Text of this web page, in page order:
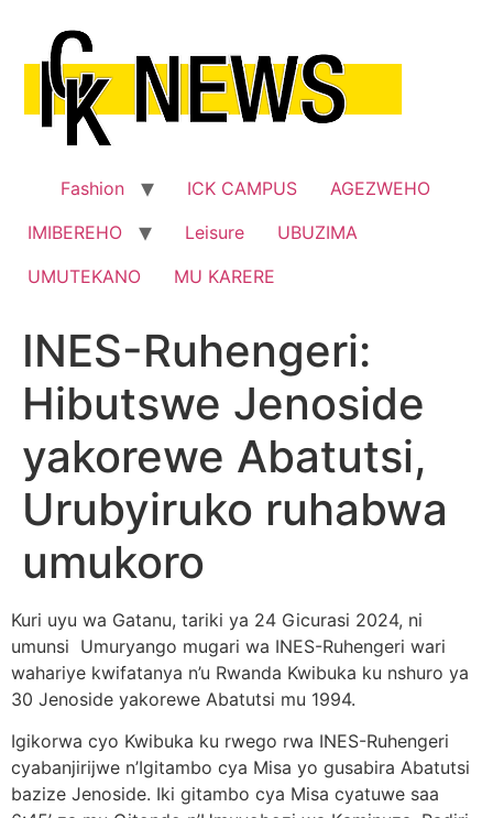
content
Fashion ICK CAMPUS
AGEZWEHO
IMIBEREHO
Leisure
UBUZIMA
UMUTEKANO
MU KARERE
INES-Ruhengeri:
Hibutswe Jenoside
yakorewe Abatutsi,
Urubyiruko ruhabwa
umukoro
Kuri uyu wa Gatanu, tariki ya 24 Gicurasi 2024, ni
umunsi Umuryango mugari wa INES-Ruhengeri wari
wahariye kwifatanya n’u Rwanda Kwibuka ku nshuro ya
30 Jenoside yakorewe Abatutsi mu 1994.
Igikorwa cyo Kwibuka ku rwego rwa INES-Ruhengeri
cyabanjirijwe n’Igitambo cya Misa yo gusabira Abatutsi
bazize Jenoside. Iki gitambo cya Misa cyatuwe saa